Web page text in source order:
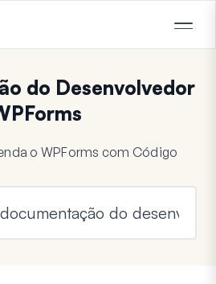
do Desenvolvedor
o WPForms com Código